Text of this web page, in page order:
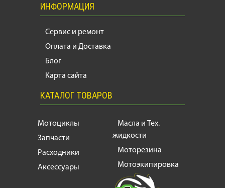
ИНФОРМАЦИЯ
Сервис и ремонт
Оплата и Доставка
Блог
Карта сайта
КАТАЛОГ ТОВАРОВ
Мотоциклы
Запчасти
Расходники
Аксессуары
Масла и Тех.
жидкости
Моторезина
Мотоэкипировка